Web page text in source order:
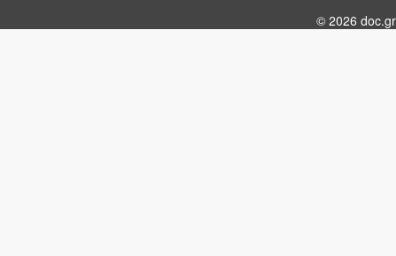
© 2026 doc.gr